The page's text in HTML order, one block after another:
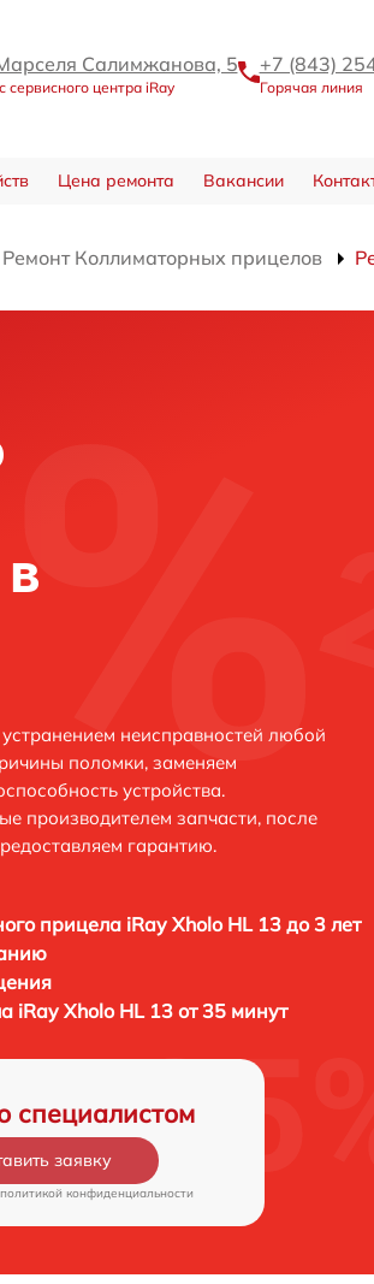
Салимжанова, 5
сервисного центра iRay
+7 (843)
Горячая линия
Цена ремонта Вакансии
Ремонт Коллиматорных прицелов
неисправностей любой
поломки, заменяем
устройства.
производителем запчасти, после
гарантию.
прицела iRay Xholo HL 13 до 3 лет
iRay Xholo HL 13 от 35 минут
специалистом
заявку
политикой конфиденциальности